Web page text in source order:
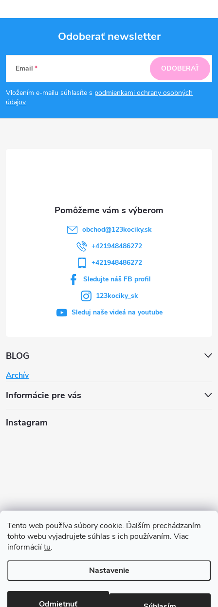
Tento web používa súbory cookie. Ďalším prechádzaním
tohto webu vyjadrujete súhlas s ich používaním. Viac
informáciítu.
Nastavenie
Odmietnuť
Z
á
p
Odoberať newsletter
Email
Vložením e-mailu súhlasíte s podmienkami ochrany osobných
údajov
ODOBERAŤ
BLOG
Archív
Informácie pre vás
obchod@123kociky.sk
+421948486272
+421948486272
Sledujte náš FB profil
123kociky_sk
Sleduj naše videá na youtube
Instagram
Sledovať na Instagrame
123kociky.sk. Všetky práva vyhradené.